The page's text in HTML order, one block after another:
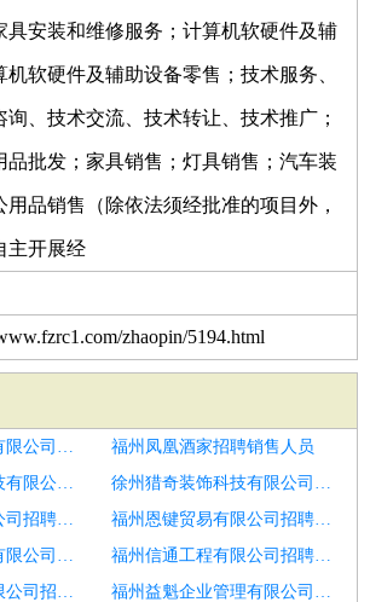
具安装和维修服务；计算机软硬件及辅
机软硬件及辅助设备零售；技术服务、
、技术交流、技术转让、技术推广；
品批发；家具销售；灯具销售；汽车装
品销售（除依法须经批准的项目外，
主开展经
zhaopin/5194.html
山西实恒农业开发有限公司招聘纹绣师
福州凤凰酒家招聘销售人员
福州集智云信息科技有限公司招聘纹绣师
徐州猎奇装饰科技有限公司招聘美容助理
福州禾众贸易有限公司招聘美容
福州恩键贸易有限公司招聘美容助理
福州下洋阀门管件有限公司招聘美容助理
福州信通工程有限公司招聘美容助理
福州产投供应链有限公司招聘美容助理
福州益魁企业管理有限公司招聘美容助理